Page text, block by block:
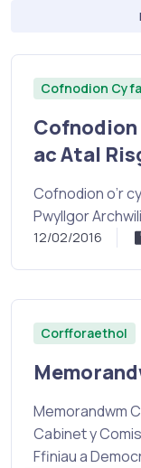
ac Atal
Cofnodion
Cofnodion o’r
Pwyllgor
12/02/2016
Corfforaethol
Memorandwm
Cabinet y
Ffiniau a